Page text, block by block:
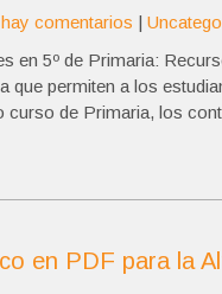
comentarios |
en 5º de Primaria:
que permiten a los
curso de Primaria, los
en PDF para la